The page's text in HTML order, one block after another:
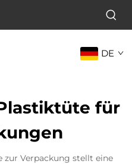
DE
für
Verpackung stellt eine